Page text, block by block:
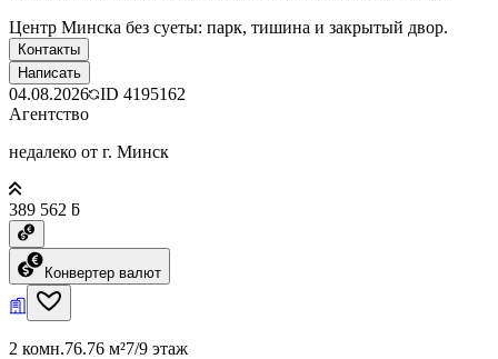
Центр Минска без суеты: парк, тишина и закрытый двор.
Контакты
Написать
04.08.2026 ID 4195162
Агентство
недалеко от г. Минск
389 562 ƃ
Конвертер валют
2 комн.76.76 м²7/9 этаж